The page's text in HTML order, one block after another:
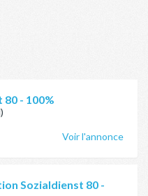
- 100%
Voir l'annonce
Sozialdienst 80 -